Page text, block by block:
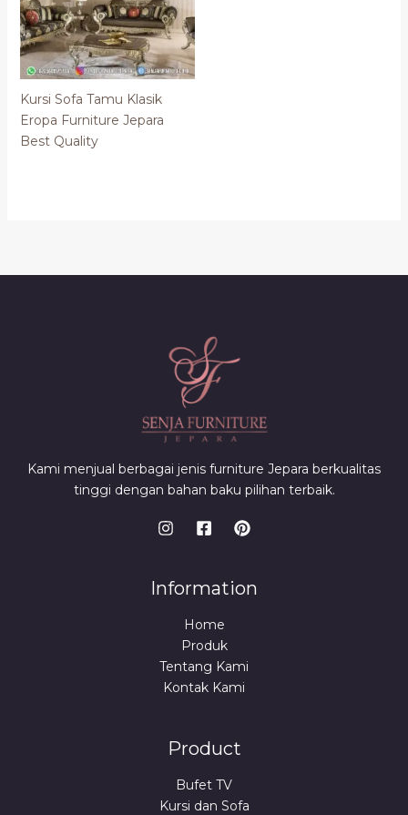
Kursi Sofa Tamu Klasik
Eropa Furniture Jepara
Best Quality
Kami menjual berbagai jenis furniture Jepara berkualitas
tinggi dengan bahan baku pilihan terbaik.
Information
Home
Produk
Tentang Kami
Kontak Kami
Product
Bufet TV
Kursi dan Sofa